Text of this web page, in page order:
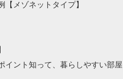
メゾネットタイプ】
イント知って、暮らしやすい部屋